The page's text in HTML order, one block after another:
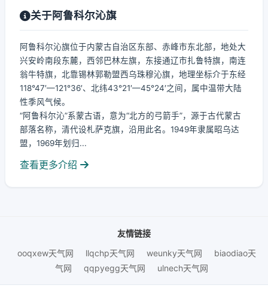
关于阿鲁科尔沁旗
阿鲁科尔沁旗位于内蒙古自治区东部、赤峰市东北部，地处大
兴安岭南段东麓，西邻巴林左旗，东接通辽市扎鲁特旗，南连
翁牛特旗，北靠锡林郭勒盟西乌珠穆沁旗，地理坐标介于东经
118°47′—121°36′、北纬43°21′—45°24′之间，属中温带大陆
性季风气候。
“阿鲁科尔沁”系蒙古语，意为“北方的弓箭手”，源于古代蒙古
部落名称，清代设札萨克旗，沿用此名。1949年隶属昭乌达
盟，1969年划归...
查看更多介绍
友情链接
ooqxew天气网
llqchp天气网 weunky天气网
biaodiao天
气网
qqpyegg天气网 ulnech天气网